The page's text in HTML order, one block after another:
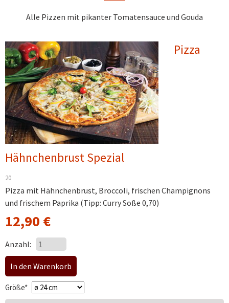
Alle Pizzen mit pikanter Tomatensauce und Gouda
Pizza
Hähnchenbrust Spezial
20
Pizza mit Hähnchenbrust, Broccoli, frischen Champignons
und frischem Paprika (Tipp: Curry Soße 0,70)
12,90 €
Anzahl:
Pflichtfeld
Größe*